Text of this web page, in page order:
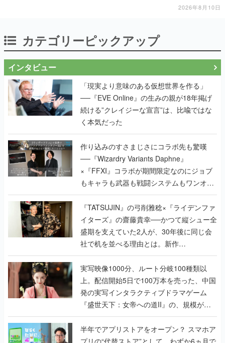
2026年8月10日
カテゴリーピックアップ
インタビュー
「現実より意味のある仮想世界を作る」
──『EVE Online』の生みの親が18年掲げ
続ける”クレイジーな宣言”は、比喩ではな
く本気だった
作り込みのすさまじさにコラボ先も驚嘆
──『Wizardry Variants Daphne』
×『FFXI』コラボが期間限定なのにジョブ
もキャラも武器も戦闘システムもワンオフ
で作り込まれた理由を両ディレクターに聞
く
『TATSUJIN』の弓削雅稔×『ライデンファ
イターズ』の齋藤貴幸──かつて縦シュー全
盛期を支えていた2人が、30年後に同じ会
社で机を並べる理由とは。新作
『TATSUJIN EXTREME』で初タッグを組
んだレジェンド2人に訊く開発秘話
実写映像1000分、ルート分岐100種類以
上。配信開始5日で100万本を売った、中国
発の実写インタラクティブドラマゲーム
『盛世天下：女帝への道II』の、規模が違
うこだわりをプロデューサーに聞いた
半年でアプリストアをオープン？ スマホア
プリの“代替ストア”として、わずか6ヵ月で